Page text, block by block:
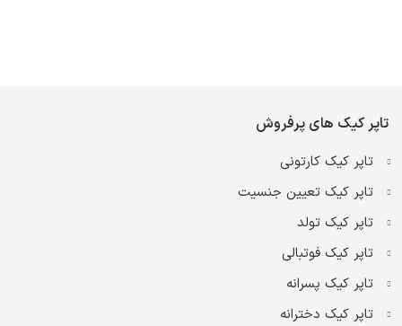
تاپر کیک های پرفروش
تاپر کیک کارتونی
تاپر کیک تعیین جنسیت
تاپر کیک تولد
تاپر کیک فوتبالی
تاپر کیک پسرانه
تاپر کیک دخترانه